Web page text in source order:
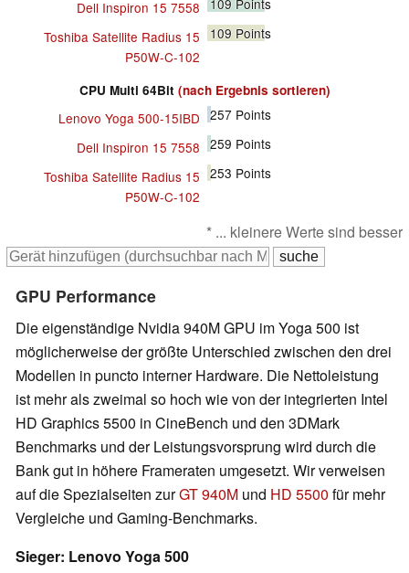
Dell Inspiron 15 7558
109 Points
Toshiba Satellite Radius 15
P50W-C-102
109 Points
CPU Multi 64Bit (nach Ergebnis sortieren)
Lenovo Yoga 500-15IBD 257 Points
Dell Inspiron 15 7558 259 Points
Toshiba Satellite Radius 15
P50W-C-102
253 Points
* ... kleinere Werte sind besser
GPU Performance
Die eigenständige Nvidia 940M GPU im Yoga 500 ist
möglicherweise der größte Unterschied zwischen den drei
Modellen in puncto interner Hardware. Die Nettoleistung
ist mehr als zweimal so hoch wie von der integrierten Intel
HD Graphics 5500 in CineBench und den 3DMark
Benchmarks und der Leistungsvorsprung wird durch die
Bank gut in höhere Frameraten umgesetzt. Wir verweisen
auf die Spezialseiten zurGT 940M und HD 5500 für mehr
Vergleiche und Gaming-Benchmarks.
Sieger: Lenovo Yoga 500